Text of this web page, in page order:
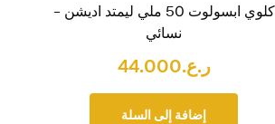
كلوي ابسولوت 50 ملي ليمتد اديشن –
نسائي
ر.ع.44.000
إضافة إلى السلة